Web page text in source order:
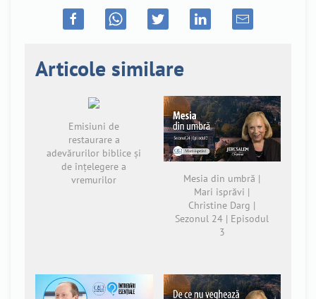
Articole similare
Emisiuni de
restaurare a
adevărurilor biblice și
de înțelegere a
vremurilor
Mesia din umbră |
Mari isprăvi |
Christine Darg |
Sezonul 24 | Episodul
3